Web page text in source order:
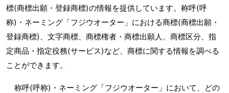
標(商標出願・登録商標)の情報を提供しています。称呼(呼
称)・ネーミング「フジウオーター」における商標(商標出願・
登録商標)、文字商標、商標権者・商標出願人、商標区分、指
定商品・指定役務(サービス)など、商標に関する情報を調べる
ことができます。
称呼(呼称)・ネーミング「フジウオーター」において、どの